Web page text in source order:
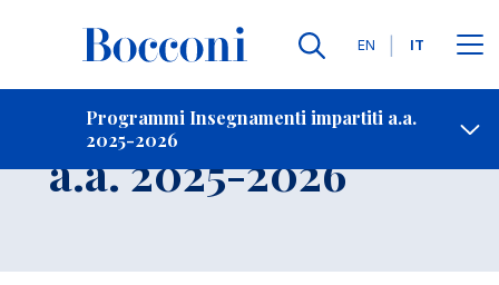
Lingue
EN IT
Programmi Insegnamenti impartiti a.a.
2025-2026
Contatti
Insegnamento
a.a. 2025-2026